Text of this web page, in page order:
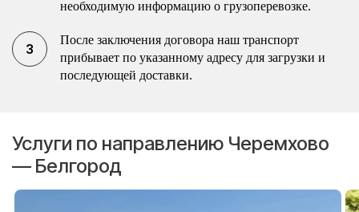
необходимую информацию о грузоперевозке.
После заключения договора наш транспорт
прибывает по указанному адресу для загрузки и
последующей доставки.
Услуги по направлению Черемхово
— Белгород